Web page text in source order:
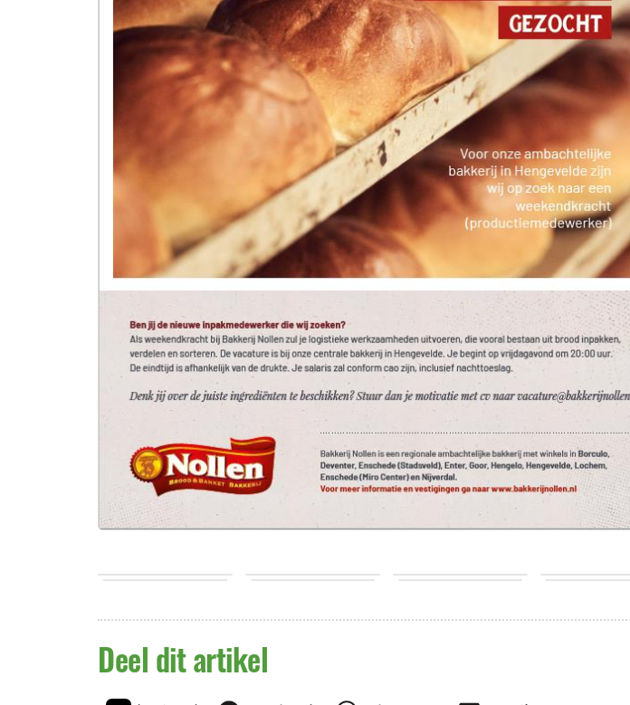
Deel dit artikel